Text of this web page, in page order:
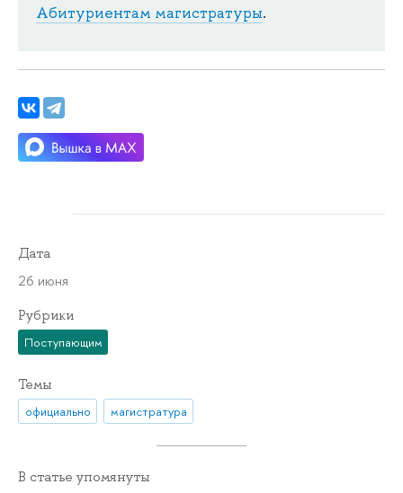
Абитуриентам магистратуры.
Дата
26 июня
Рубрики
Поступающим
Темы
официально магистратура
В статье упомянуты